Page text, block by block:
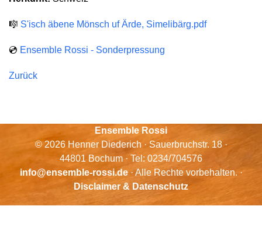
🎼 S'isch äbene Mönsch uf Ärde, Simelibärg.pdf
💿 Ensemble Rossi - Sonderpressung
Zurück
Ensemble Rossi
© 2026 Henner Diederich · Sauerbruchstr. 18 ·
44801 Bochum · Tel: 0234/704576
info@ensemble-rossi.de· Alle Rechte vorbehalten. ·
Disclaimer & Datenschutz